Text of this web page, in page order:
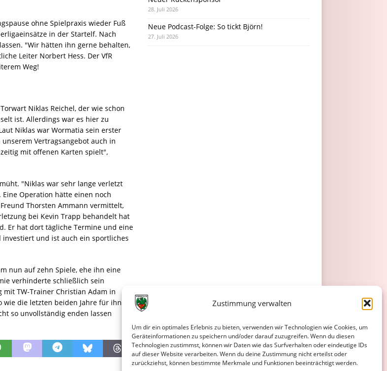
Zustimmung verwalten
Um dir ein optimales Erlebnis zu bieten, verwenden wir Technologien wie Cookies, um
Geräteinformationen zu speichern und/oder darauf zuzugreifen. Wenn du diesen
Technologien zustimmst, können wir Daten wie das Surfverhalten oder eindeutige IDs
auf dieser Website verarbeiten. Wenn du deine Zustimmung nicht erteilst oder
zurückziehst, können bestimmte Merkmale und Funktionen beeinträchtigt werden.
ohne Spielpraxis wieder Fuß
in der Startelf. Nach
"Wir hätten ihn gerne behalten,
Leiter Norbert Hess. Der VfR
Weg!
Niklas Reichel, der wie schon
ist. Allerdings war es hier zu
Niklas war Wormatia sein erster
Vertragsangebot auch in
mit offenen Karten spielt",
"Niklas war sehr lange verletzt
Operation hätte einen noch
Thorsten Ammann vermittelt,
bei Kevin Trapp behandelt hat
Er hat dort tägliche Termine und eine
investiert und ist auch ein sportliches
nun auf zehn Spiele, ehe ihn eine
verhinderte schließlich sein
mit TW-Trainer Christian Adam in
wie die letzten beiden Jahre für ihn
so unvollständig enden lassen
28. Juli 2026
Neue Podcast-Folge: So tickt Björn!
27. Juli 2026